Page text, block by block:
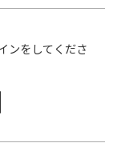
ンをしてくださ